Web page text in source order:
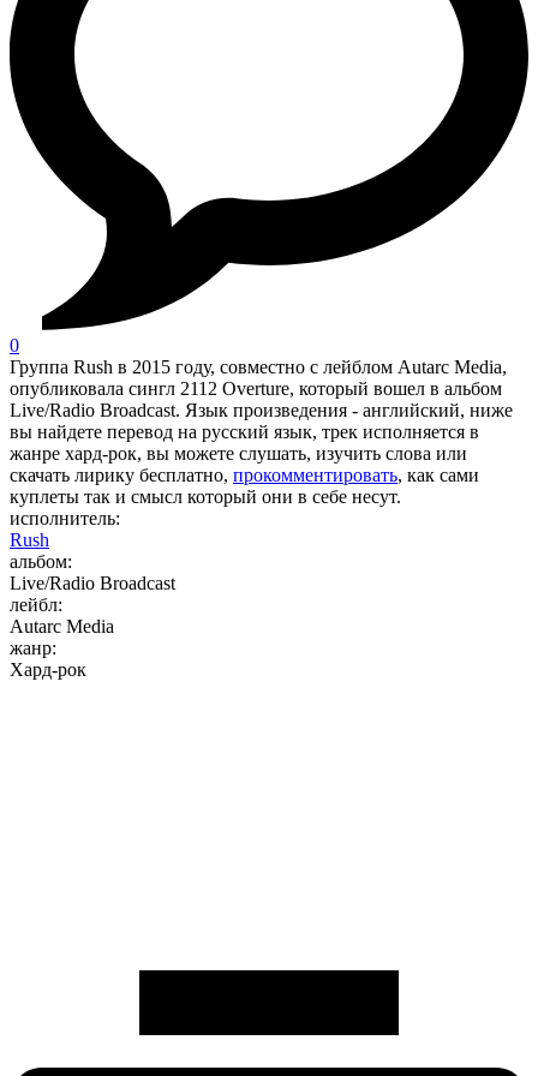
0
Группа Rush в 2015 году, совместно с лейблом Autarc Media,
опубликовала сингл 2112 Overture, который вошел в альбом
Live/Radio Broadcast. Язык произведения - английский, ниже
вы найдете перевод на русский язык, трек исполняется в
жанре хард-рок, вы можете слушать, изучить слова или
скачать лирику бесплатно, прокомментировать, как сами
куплеты так и смысл который они в себе несут.
исполнитель:
Rush
альбом:
Live/Radio Broadcast
лейбл:
Autarc Media
жанр:
Хард-рок